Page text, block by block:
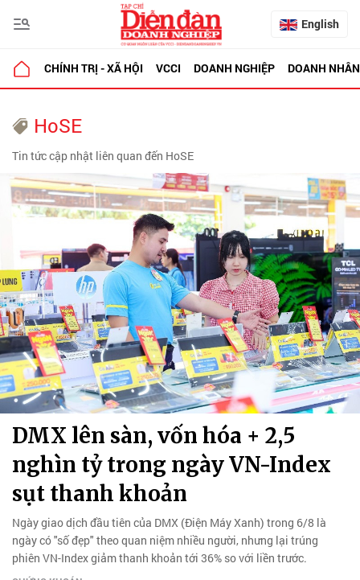
English
CHÍNH TRỊ - XÃ HỘI VCCI DOANH NGHIỆP DOANH NHÂN
HoSE
Tin tức cập nhật liên quan đến HoSE
DMX lên sàn, vốn hóa + 2,5
nghìn tỷ trong ngày VN-Index
sụt thanh khoản
Ngày giao dịch đầu tiên của DMX (Điện Máy Xanh) trong 6/8 là
ngày có "số đẹp" theo quan niệm nhiều người, nhưng lại trúng
phiên VN-Index giảm thanh khoản tới 36% so với liền trước.